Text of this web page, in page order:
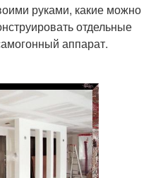
руками, какие можно
отдельные
аппарат.